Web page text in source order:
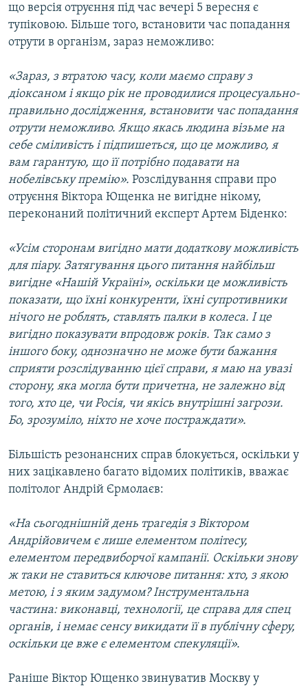
що версія отруєння під час вечері 5 вересня є
тупіковою. Більше того, встановити час попадання
отрути в організм, зараз неможливо:
«Зараз, з втратою часу, коли маємо справу з
діоксаном і якщо рік не проводилися процесуально-
правильно дослідження, встановити час попадання
отрути неможливо. Якщо якась людина візьме на
себе сміливість і підпишеться, що це можливо, я
вам гарантую, що її потрібно подавати на
нобелівську премію». Розслідування справи про
отруєння Віктора Ющенка не вигідне нікому,
переконаний політичний експерт Артем Біденко:
«Усім сторонам вигідно мати додаткову можливість
для піару. Затягування цього питання найбільш
вигідне «Нашій Україні», оскільки це можливість
показати, що їхні конкуренти, їхні супротивники
нічого не роблять, ставлять палки в колеса. І це
вигідно показувати впродовж років. Так само з
іншого боку, однозначно не може бути бажання
сприяти розслідуванню цієї справи, я маю на увазі
сторону, яка могла бути причетна, не залежно від
того, хто це, чи Росія, чи якісь внутрішні загрози.
Бо, зрозуміло, ніхто не хоче постраждати».
Більшість резонансних справ блокується, оскільки у
них зацікавлено багато відомих політиків, вважає
політолог Андрій Єрмолаєв:
«На сьогоднішній день трагедія з Віктором
Андрійовичем є лише елементом політесу,
елементом передвиборчої кампанії. Оскільки знову
ж таки не ставиться ключове питання: хто, з якою
метою, і з яким задумом? Інструментальна
частина: виконавці, технології, це справа для спец
органів, і немає сенсу викидати її в публічну сферу,
оскільки це вже є елементом спекуляції».
Раніше Віктор Ющенко звинуватив Москву у